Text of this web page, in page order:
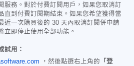
服務。對於付費訂閱用戶，如果您取消訂
直到付費訂閱期結束。如果您希望獲得當
近一次購買後的 30 天內取消訂閱併申請
立即停止使用全部功能。
試用：
，然後點選右上角的 「登